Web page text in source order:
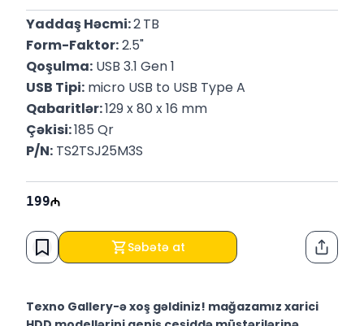
Yaddaş Həcmi: 2TB
Form-Faktor: 2.5"
Qoşulma: USB 3.1 Gen 1
USB Tipi: micro USB to USB Type A
Qabaritlər: 129 x 80 x 16 mm
Çəkisi: 185 Qr
P/N: TS2TSJ25M3S
199
Səbətə at
Texno Gallery-ə xoş gəldiniz! mağazamız xarici